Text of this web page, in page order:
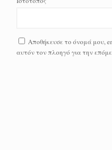
Αποθήκευσε το όνομά μου,
αυτόν τον πλοηγό για την